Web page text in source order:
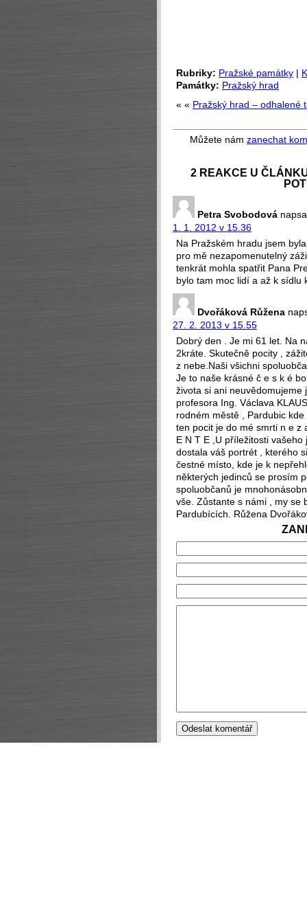
Rubriky: Pražské památky |
Památky: Pražský hrad
« « Pražský hrad – odhalené
Můžete nám zanechat
2 REAKCE U
Petra Svobodová
1. 1. 2012 v 15.36
Na Pražském hradu jsem
pro mě nezapomenutelný
tenkrát mohla spatřit Pana
bylo tam moc lidí a až k sídlu
Dvořáková Růžena
27. 2. 2013 v 15.55
Dobrý den . Je mi 61 let. Na
2kráte. Skutečně pocity ,
z nebe.Naši všichni
Je to naše krásné č e s k é
života si ani neuvědomujeme
profesora Ing. Václava
rodném městě , Pardubic
ten pocit je do mé smrti n e z
E N T E ,U příležitosti
dostala váš portrét , kterého
čestné místo, kde je k
některých jedinců se prosím
spoluobčanů je
vše. Zůstante s námi , my se
Pardubících. Růžena